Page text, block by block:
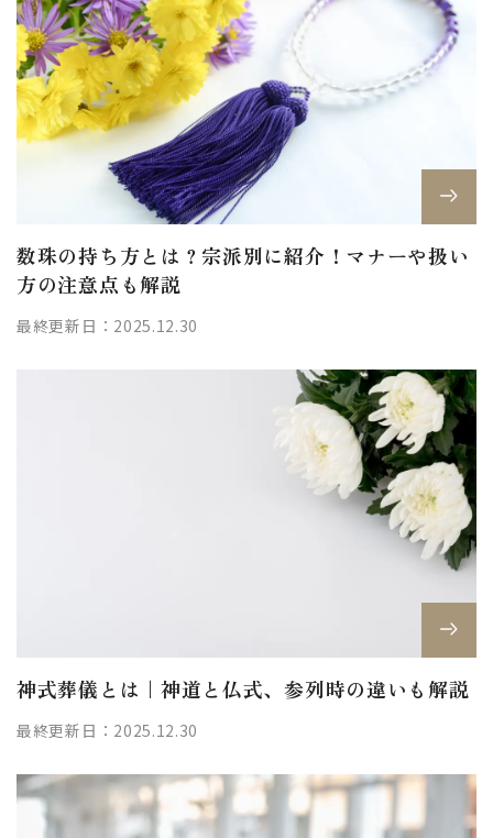
数珠の持ち方とは？宗派別に紹介！マナーや扱い
方の注意点も解説
最終更新日：2025.12.30
神式葬儀とは｜神道と仏式、参列時の違いも解説
最終更新日：2025.12.30